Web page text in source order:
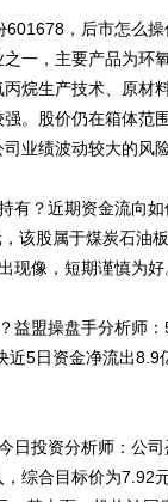
，后市怎么操
一，主要产品为环
烷生产技术、原材
。股价仍在箱体范
业绩波动较大的风险
？近期资金流向
该股属于煤炭石油
现像，短期谨慎为好
盟操盘手分析师：
5日资金净流出8.9
投资分析师：公
综合目标价为7.92